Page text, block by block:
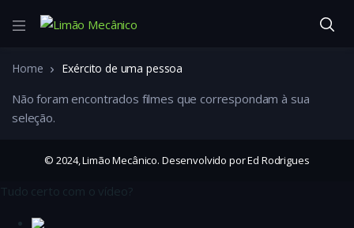
Home Exército de uma pessoa
Não foram encontrados filmes que correspondam à sua
seleção.
© 2024, Limão Mecânico. Desenvolvido por Ed Rodrigues
Tudo certo com o vídeo?